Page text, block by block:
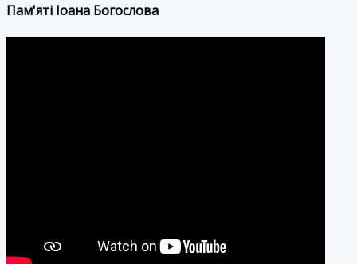
Пам'яті Іоана Богослова